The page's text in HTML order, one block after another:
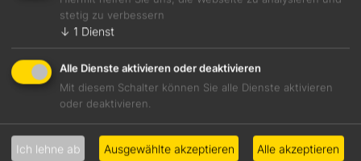
Foodpairing-Empfehlung
Weinart
Geschmack
Restzucker
stetig zu verbessern
↓ 1 Dienst
Alle Dienste aktivieren oder deaktivieren
Mit diesem Schalter können Sie alle Dienste aktivieren
oder deaktivieren.
Ich lehne ab Ausgewählte akzeptieren Alle akzeptieren